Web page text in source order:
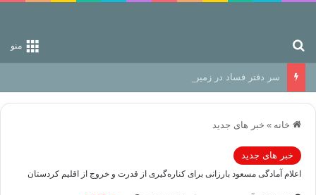
منو
سر دفتر فساد در زمین‌، دوری وکناره‌گیری از راه خداست‌!
خانه » خبر های جدید
خبر های جدید
اعلام آمادگی مسعود بارزانی برای کناره‌گیری از قدرت و خروج از اقلیم کردستان